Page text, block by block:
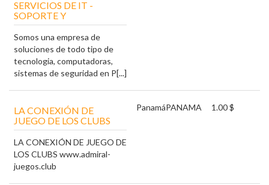
SERVICIOS DE IT -
SOPORTE Y
Somos una empresa de
soluciones de todo tipo de
tecnologia, computadoras,
sistemas de seguridad en P[...]
LA CONEXIÓN DE
JUEGO DE LOS CLUBS
LA CONEXIÓN DE JUEGO DE
LOS CLUBS www.admiral-
juegos.club
PanamáPANAMA 1.00 $